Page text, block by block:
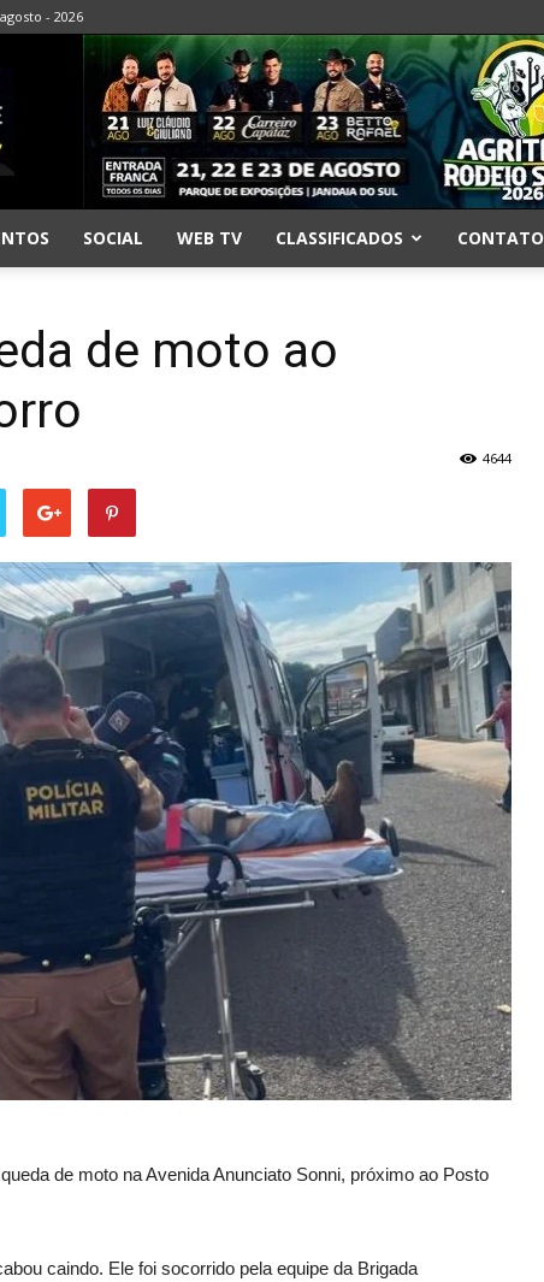
- 2026
SOCIAL WEB TV CLASSIFICADOS CONTATO
de moto ao
4644
de moto na Avenida Anunciato Sonni, próximo ao Posto
caindo. Ele foi socorrido pela equipe da Brigada